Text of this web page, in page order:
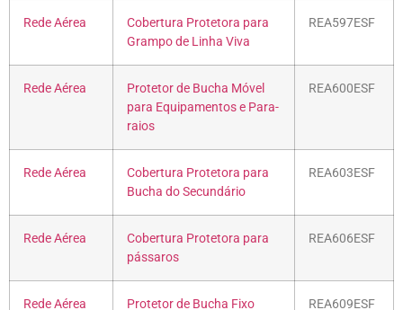
Rede Aérea
Cobertura Protetora para
Grampo de Linha Viva
REA597ESF
Rede Aérea
Protetor de Bucha Móvel
para Equipamentos e Para-
raios
REA600ESF
Rede Aérea
Cobertura Protetora para
Bucha do Secundário
REA603ESF
Rede Aérea
Cobertura Protetora para
pássaros
REA606ESF
Rede Aérea
Protetor de Bucha Fixo
REA609ESF